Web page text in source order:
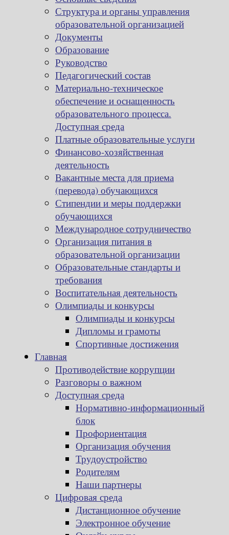
Структура и органы управления
образовательной организацией
Документы
Образование
Руководство
Педагогический состав
Материально-техническое
обеспечение и оснащенность
образовательного процесса.
Доступная среда
Платные образовательные услуги
Финансово-хозяйственная
деятельность
Вакантные места для приема
(перевода) обучающихся
Стипендии и меры поддержки
обучающихся
Международное сотрудничество
Организация питания в
образовательной организации
Образовательные стандарты и
требования
Воспитательная деятельность
Олимпиады и конкурсы
Олимпиады и конкурсы
Дипломы и грамоты
Спортивные достижения
Главная
Противодействие коррупции
Разговоры о важном
Доступная среда
Нормативно-информационный
блок
Профориентация
Организация обучения
Трудоустройство
Родителям
Наши партнеры
Цифровая среда
Дистанционное обучение
Электронное обучение